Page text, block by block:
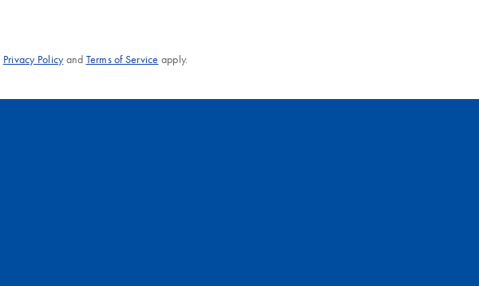
Privacy Policyand Terms of Service apply.